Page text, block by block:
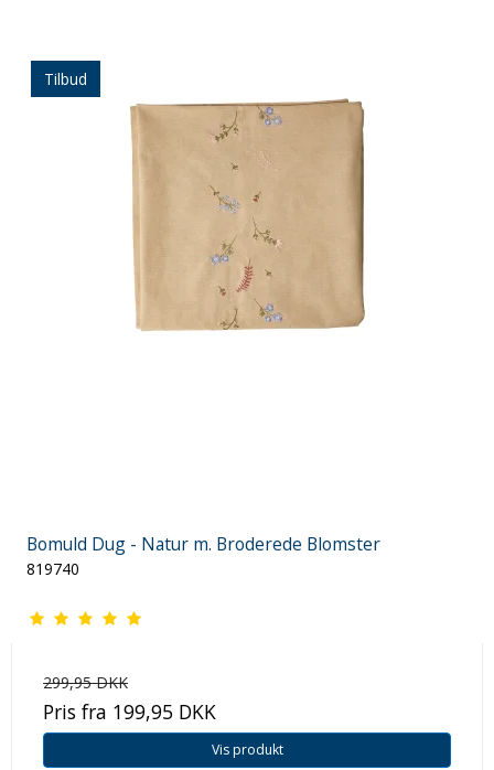
Tilbud
Bomuld Dug - Natur m. Broderede Blomster
819740
299,95 DKK
Pris fra 199,95 DKK
Vis produkt